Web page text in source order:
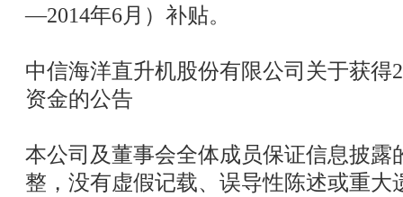
—2014年6月）补贴。
中信海洋直升机股份有限公司关于获得
资金的公告
本公司及董事会全体成员保证信息披露
整，没有虚假记载、误导性陈述或重大